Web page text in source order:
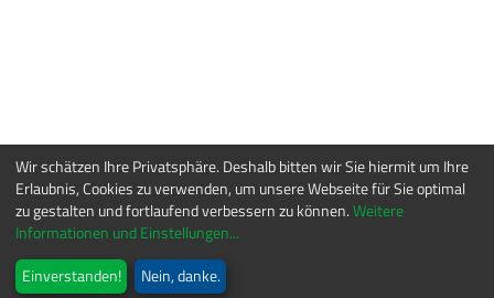
© OPTE-E-MA Engineering GmbH - Am Veronikaberg 2 – D 98693
Wir schätzen Ihre Privatsphäre. Deshalb bitten wir Sie hiermit um Ihre
Erlaubnis, Cookies zu verwenden, um unsere Webseite für Sie optimal
zu gestalten und fortlaufend verbessern zu können.Weitere
Informationen und Einstellungen...
Einverstanden!
Nein, danke.